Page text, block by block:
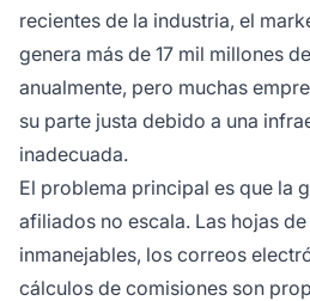
recientes de la industria, el
genera más de 17 mil millones
anualmente, pero muchas
su parte justa debido a una
inadecuada.
El problema principal es que la
afiliados no escala. Las hojas
inmanejables, los correos
cálculos de comisiones son